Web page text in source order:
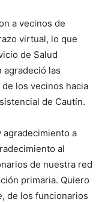
a vecinos de
virtual, lo que
de Salud
agradeció las
los vecinos hacia
de Cautín.
agradecimiento a
al
de nuestra red
primaria. Quiero
de los funcionarios